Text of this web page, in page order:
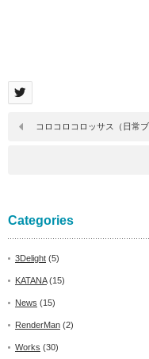
コロコロコロッサス（日常
Categories
3Delight (5)
KATANA(15)
News (15)
RenderMan (2)
Works (30)